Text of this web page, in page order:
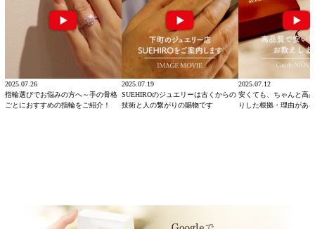
2025.07.26
指輪選びでお悩みの方へ～手の骨格
ごとにおすすめの指輪をご紹介！
2025.07.19
SUEHIROのジュエリーは古くからの
技術と人の繋がりの賜物です
2025.07.12
安くても、ちゃんと高
りした根拠・理由があ